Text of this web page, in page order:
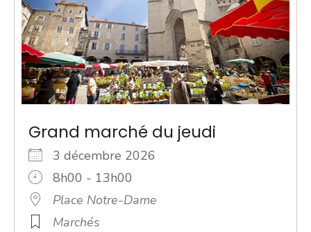
Grand marché du jeudi
3 décembre 2026
8h00 - 13h00
Place Notre-Dame
Marchés